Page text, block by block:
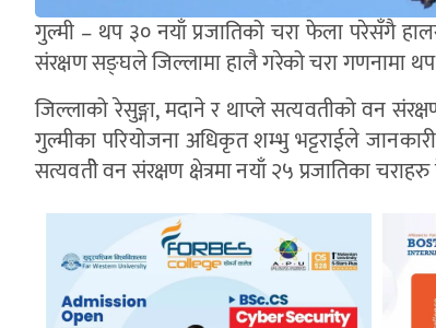
गुल्मी – थप ३० नयाँ प्रजातिको चरा फेला परेसँगै
संरक्षण सङ्घले जिल्लामा हालै गरेको चरा गणनामा
जिल्लाको रेसुङ्गा, मदाने र थाप्ले सत्यवतीको वन
गुल्मीका परियोजना अधिकृत शम्भु भट्टराईले
सत्यवतीे वन संरक्षण क्षेत्रमा नयाँ २५ प्रजातिका